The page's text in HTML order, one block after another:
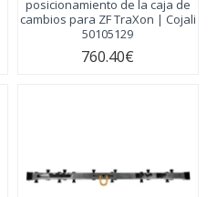
posicionamiento de la caja de
cambios para ZF TraXon | Cojali
50105129
760.40€